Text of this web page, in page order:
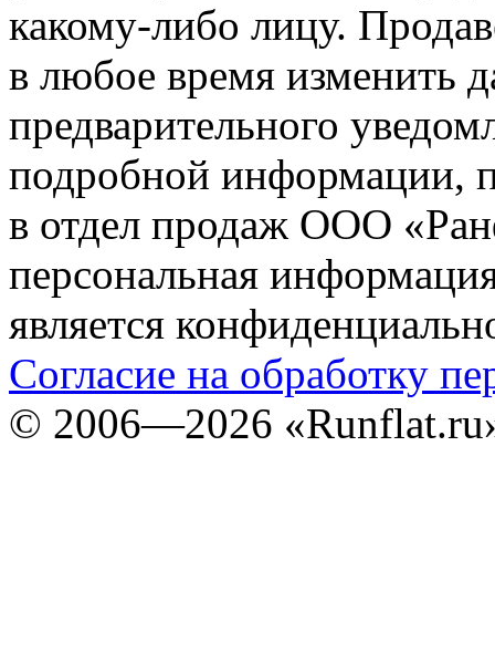
какому-либо лицу.
в любое время изменить
предварительного
подробной информации,
в отдел продаж ООО
персональная
является
Согласие на обработку
© 2006—2026